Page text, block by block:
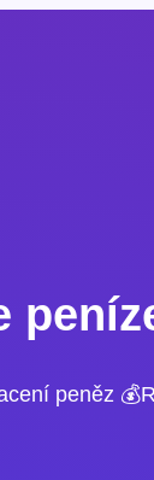
peněz